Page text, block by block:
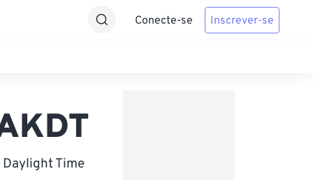
Conecte-se Inscrever-se
Daylight Time